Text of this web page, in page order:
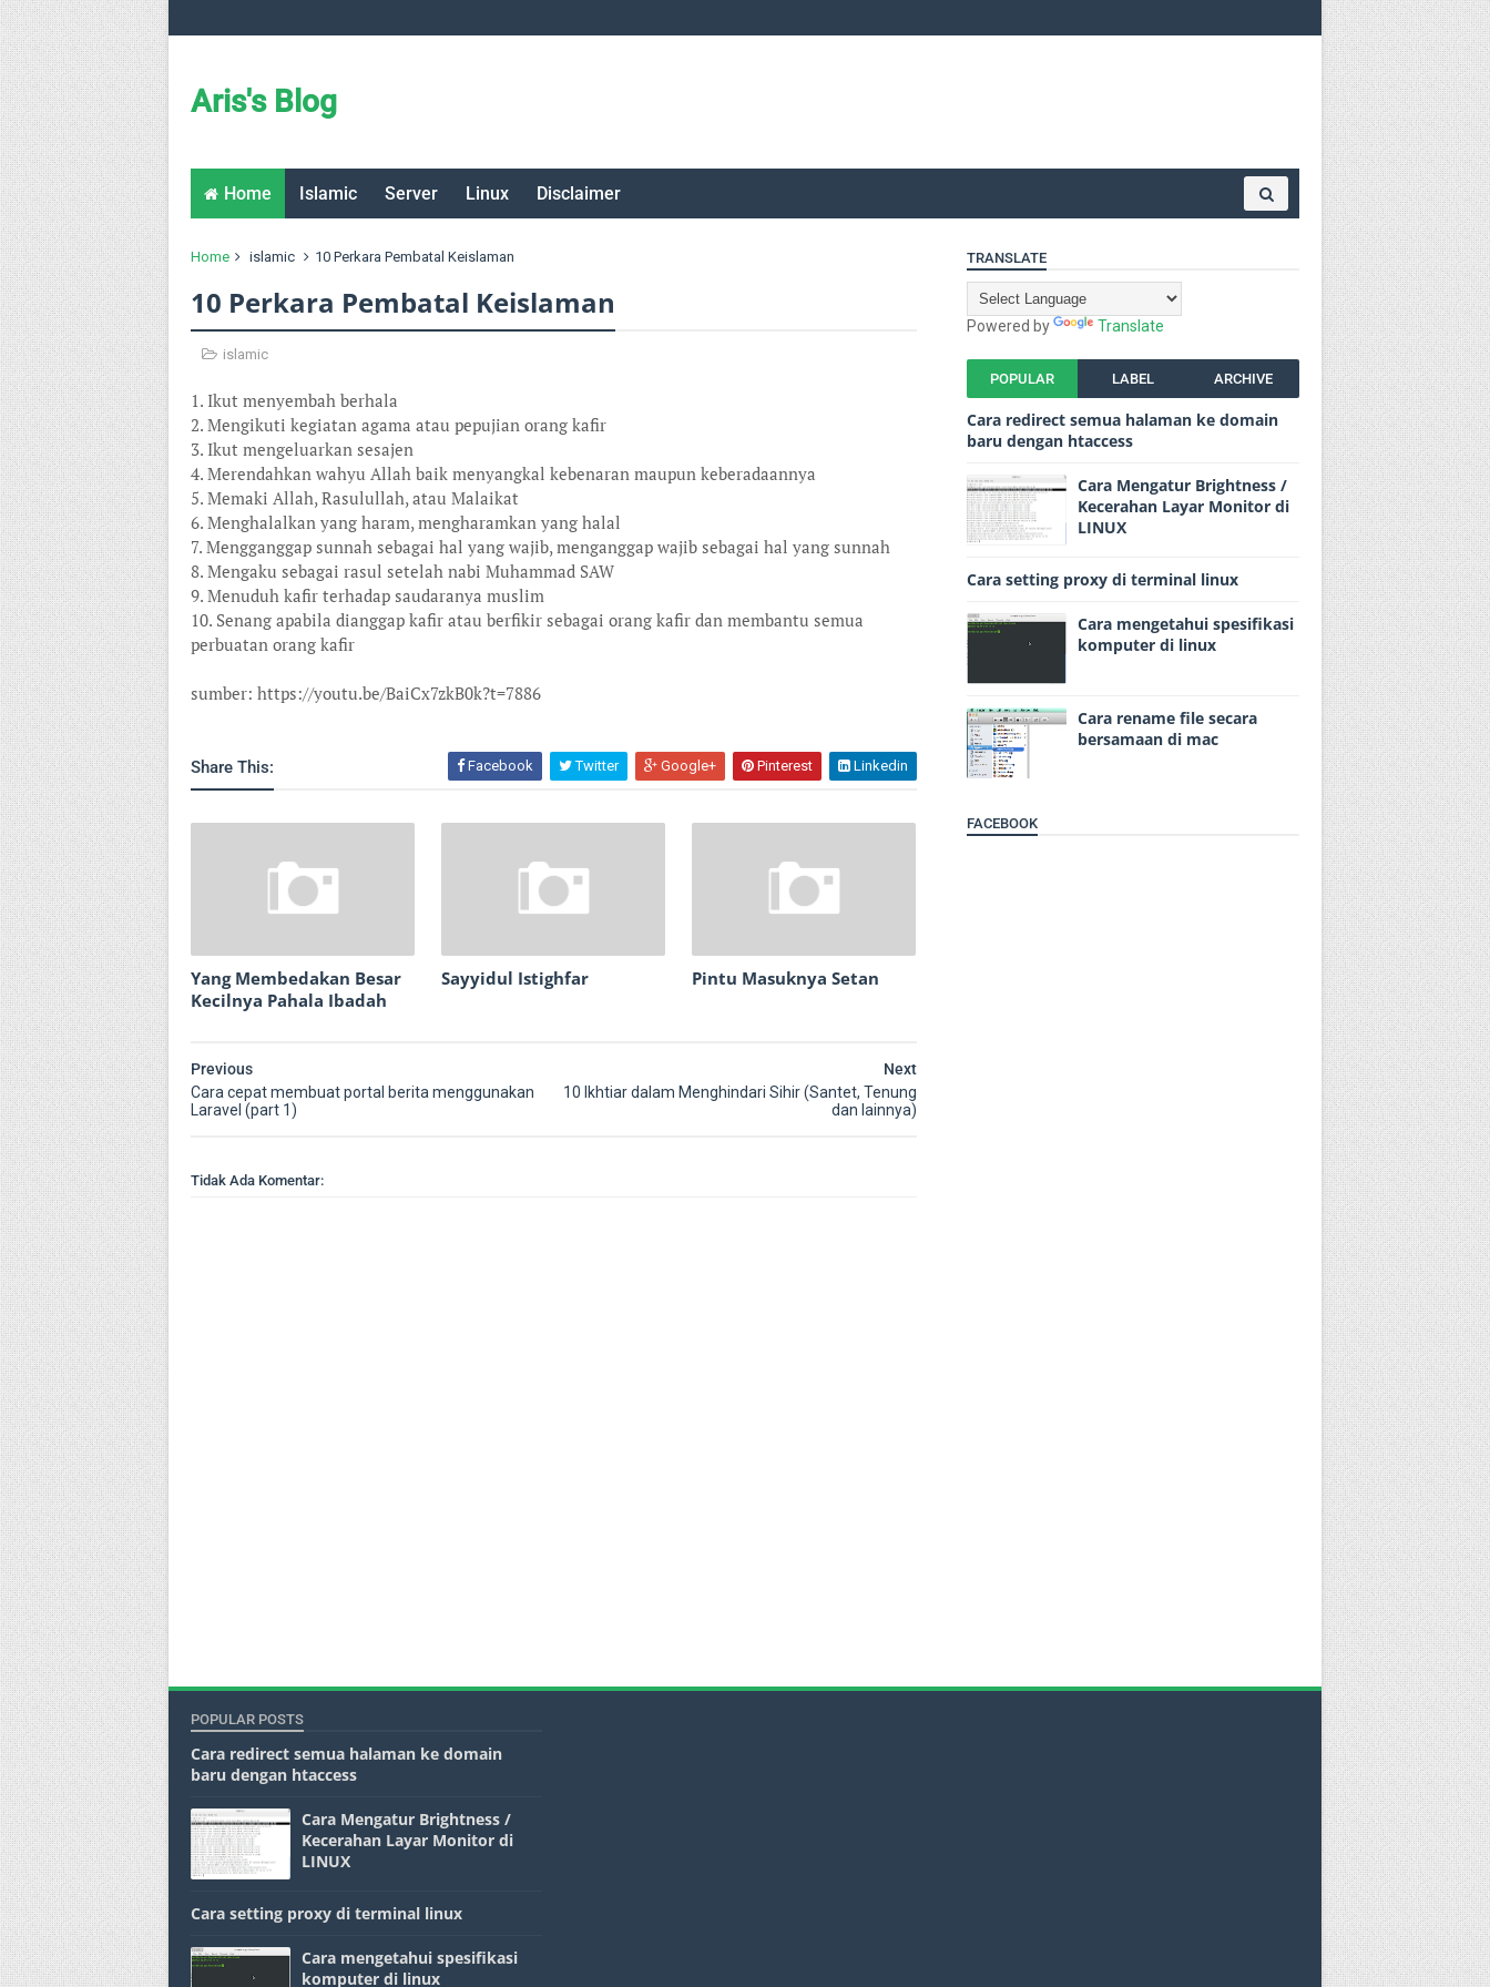
Aris's Blog
Home Islamic Server Linux Disclaimer
Home islamic 10 Perkara Pembatal Keislaman
10 Perkara Pembatal Keislaman
islamic
1. Ikut menyembah berhala
2. Mengikuti kegiatan agama atau pepujian orang kafir
3. Ikut mengeluarkan sesajen
4. Merendahkan wahyu Allah baik menyangkal kebenaran maupun keberadaannya
5. Memaki Allah, Rasulullah, atau Malaikat
6. Menghalalkan yang haram, mengharamkan yang halal
7. Mengganggap sunnah sebagai hal yang wajib, menganggap wajib sebagai hal yang sunnah
8. Mengaku sebagai rasul setelah nabi Muhammad SAW
9. Menuduh kafir terhadap saudaranya muslim
10. Senang apabila dianggap kafir atau berfikir sebagai orang kafir dan membantu semua
perbuatan orang kafir
sumber: https://youtu.be/BaiCx7zkB0k?t=7886
Share This: Facebook Twitter Google+ Pinterest Linkedin
Yang Membedakan Besar
Kecilnya Pahala Ibadah
Sayyidul Istighfar Pintu Masuknya Setan
Next
10 Ikhtiar dalam Menghindari Sihir (Santet, Tenung
dan lainnya)
Previous
Cara cepat membuat portal berita menggunakan
Laravel (part 1)
Tidak Ada Komentar:
TRANSLATE
Powered by Translate
POPULAR LABEL ARCHIVE
Cara redirect semua halaman ke domain
baru dengan htaccess
Cara Mengatur Brightness /
Kecerahan Layar Monitor di
LINUX
Cara setting proxy di terminal linux
Cara mengetahui spesifikasi
komputer di linux
Cara rename file secara
bersamaan di mac
FACEBOOK
POPULAR POSTS
Cara redirect semua halaman ke domain
baru dengan htaccess
Cara Mengatur Brightness /
Kecerahan Layar Monitor di
LINUX
Cara setting proxy di terminal linux
Cara mengetahui spesifikasi
komputer di linux